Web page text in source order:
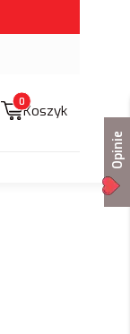
Produkty w koszyku:
Koszyk
Opinie